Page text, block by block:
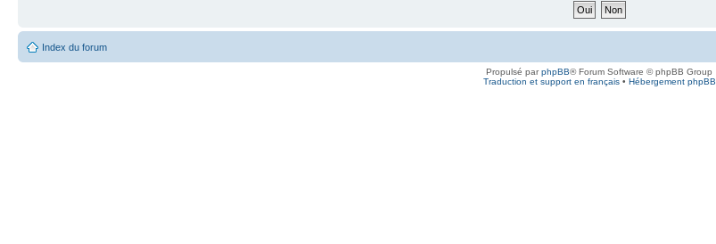
Index du forum
Propulsé parphpBB® Forum Software © phpBB Group
Traduction et support en français• Hébergement phpBB